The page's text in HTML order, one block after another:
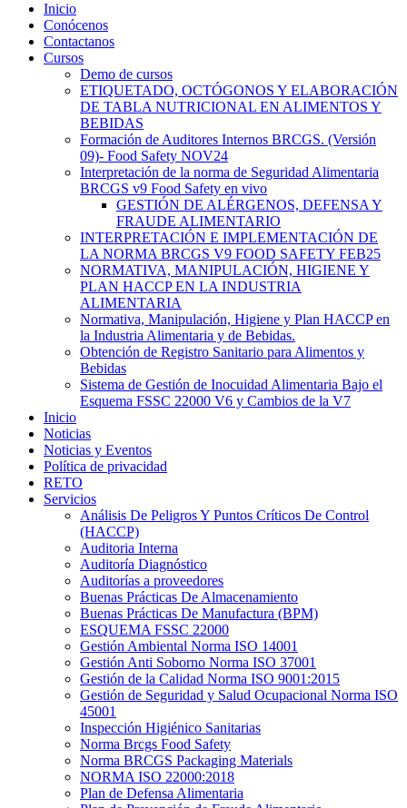
Inicio
Conócenos
Contactanos
Cursos
Demo de cursos
ETIQUETADO, OCTÓGONOS Y ELABORACIÓN
DE TABLA NUTRICIONAL EN ALIMENTOS Y
BEBIDAS
Formación de Auditores Internos BRCGS. (Versión
09)- Food Safety NOV24
Interpretación de la norma de Seguridad Alimentaria
BRCGS v9 Food Safety en vivo
GESTIÓN DE ALÉRGENOS, DEFENSA Y
FRAUDE ALIMENTARIO
INTERPRETACIÓN E IMPLEMENTACIÓN DE
LA NORMA BRCGS V9 FOOD SAFETY FEB25
NORMATIVA, MANIPULACIÓN, HIGIENE Y
PLAN HACCP EN LA INDUSTRIA
ALIMENTARIA
Normativa, Manipulación, Higiene y Plan HACCP en
la Industria Alimentaria y de Bebidas.
Obtención de Registro Sanitario para Alimentos y
Bebidas
Sistema de Gestión de Inocuidad Alimentaria Bajo el
Esquema FSSC 22000 V6 y Cambios de la V7
Inicio
Noticias
Noticias y Eventos
Política de privacidad
RETO
Servicios
Análisis De Peligros Y Puntos Críticos De Control
(HACCP)
Auditoria Interna
Auditoría Diagnóstico
Auditorías a proveedores
Buenas Prácticas De Almacenamiento
Buenas Prácticas De Manufactura (BPM)
ESQUEMA FSSC 22000
Gestión Ambiental Norma ISO 14001
Gestión Anti Soborno Norma ISO 37001
Gestión de la Calidad Norma ISO 9001:2015
Gestión de Seguridad y Salud Ocupacional Norma ISO
45001
Inspección Higiénico Sanitarias
Norma Brcgs Food Safety
Norma BRCGS Packaging Materials
NORMA ISO 22000:2018
Plan de Defensa Alimentaria